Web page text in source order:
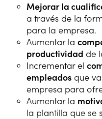
Mejorar la
a través de la
para la empresa.
Aumentar la
productividad de
Incrementar el
empleados que
empresa para
Aumentar la
la plantilla que se